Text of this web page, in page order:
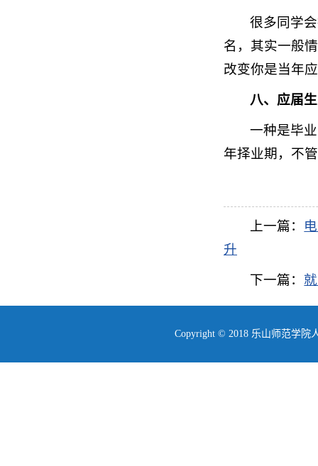
很多同学
名，其实一般
改变你是当年
八、应届
一种是毕
年择业期，不
上一篇：
升
下一篇：
Copyright © 2018 乐山师范学院